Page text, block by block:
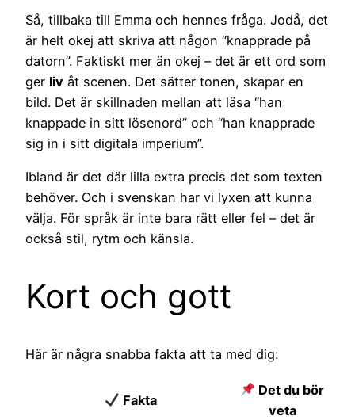
Så, tillbaka till Emma och hennes fråga. Jodå, det
är helt okej att skriva att någon “knapprade på
datorn”. Faktiskt mer än okej – det är ett ord som
ger liv åt scenen. Det sätter tonen, skapar en
bild. Det är skillnaden mellan att läsa “han
knappade in sitt lösenord” och “han knapprade
sig in i sitt digitala imperium”.
Ibland är det där lilla extra precis det som texten
behöver. Och i svenskan har vi lyxen att kunna
välja. För språk är inte bara rätt eller fel – det är
också stil, rytm och känsla.
Kort och gott
Här är några snabba fakta att ta med dig:
Fakta
Det du bör
veta